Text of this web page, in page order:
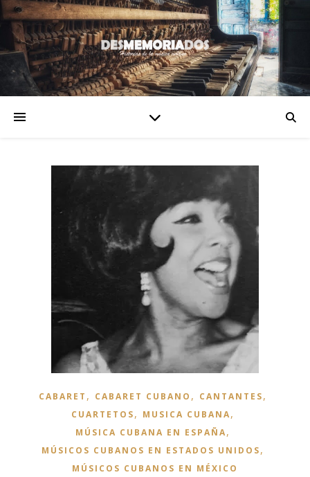
CABARET , CABARET CUBANO , CANTANTES,
CUARTETOS, MUSICA CUBANA,
MÚSICA CUBANA EN ESPAÑA,
MÚSICOS CUBANOS EN ESTADOS UNIDOS,
MÚSICOS CUBANOS EN MÉXICO